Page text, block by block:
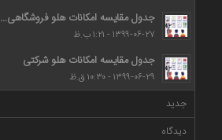
جدول مقایسه امکانات هلو فروشگاهی...
۱۳۹۹-۰۶-۲۷ - ۱:۲۱ ب.ظ
جدول مقایسه امکانات هلو شرکتی
۱۳۹۹-۰۶-۲۹ - ۱۰:۳۰ ق.ظ
جدید
دیدگاه